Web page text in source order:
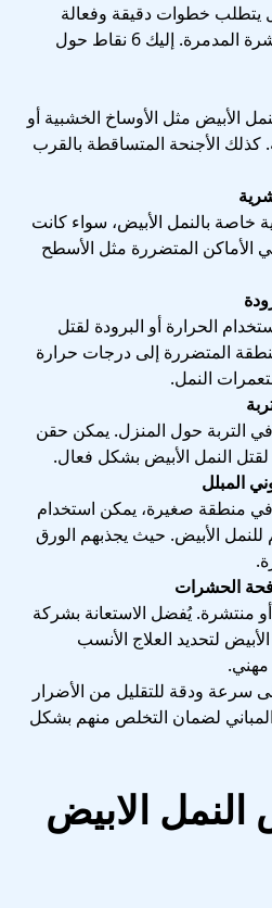
يتطلب خطوات دقيقة وفعالة
لضمان القضاء على هذه الحشرة المدمرة. إليك 6 نقاط حول
الأبيض مثل الأوساخ الخشبية أو
كذلك الأجنحة المتساقطة بالقرب
خاصة بالنمل الأبيض، سواء كانت
الأماكن المتضررة مثل الأسطح
الحرارة أو البرودة لقتل
المتضررة إلى درجات حرارة
النمل.
التربة حول المنزل. يمكن حقن
النمل الأبيض بشكل فعال.
المبلل
في منطقة صغيرة، يمكن استخدام
للنمل الأبيض. حيث يجذبهم الورق
الحشرات
منتشرة. يُفضل الاستعانة بشركة
لتحديد العلاج الأنسب
سرعة ودقة للتقليل من الأضرار
لضمان التخلص منهم بشكل
الابيض